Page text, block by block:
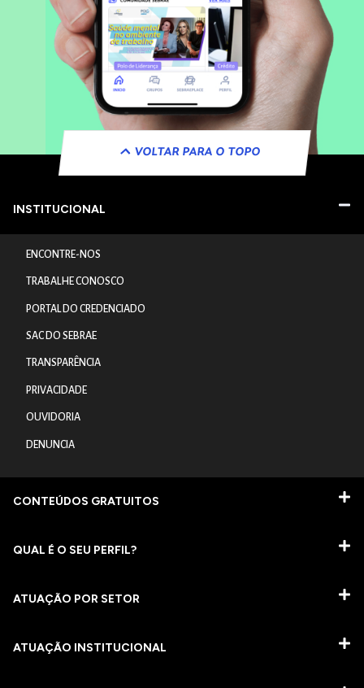
VOLTAR PARA O TOPO
INSTITUCIONAL
ENCONTRE-NOS
TRABALHE CONOSCO
PORTAL DO CREDENCIADO
SAC DO SEBRAE
TRANSPARÊNCIA
PRIVACIDADE
OUVIDORIA
DENUNCIA
CONTEÚDOS GRATUITOS
QUAL É O SEU PERFIL?
ATUAÇÃO POR SETOR
ATUAÇÃO INSTITUCIONAL